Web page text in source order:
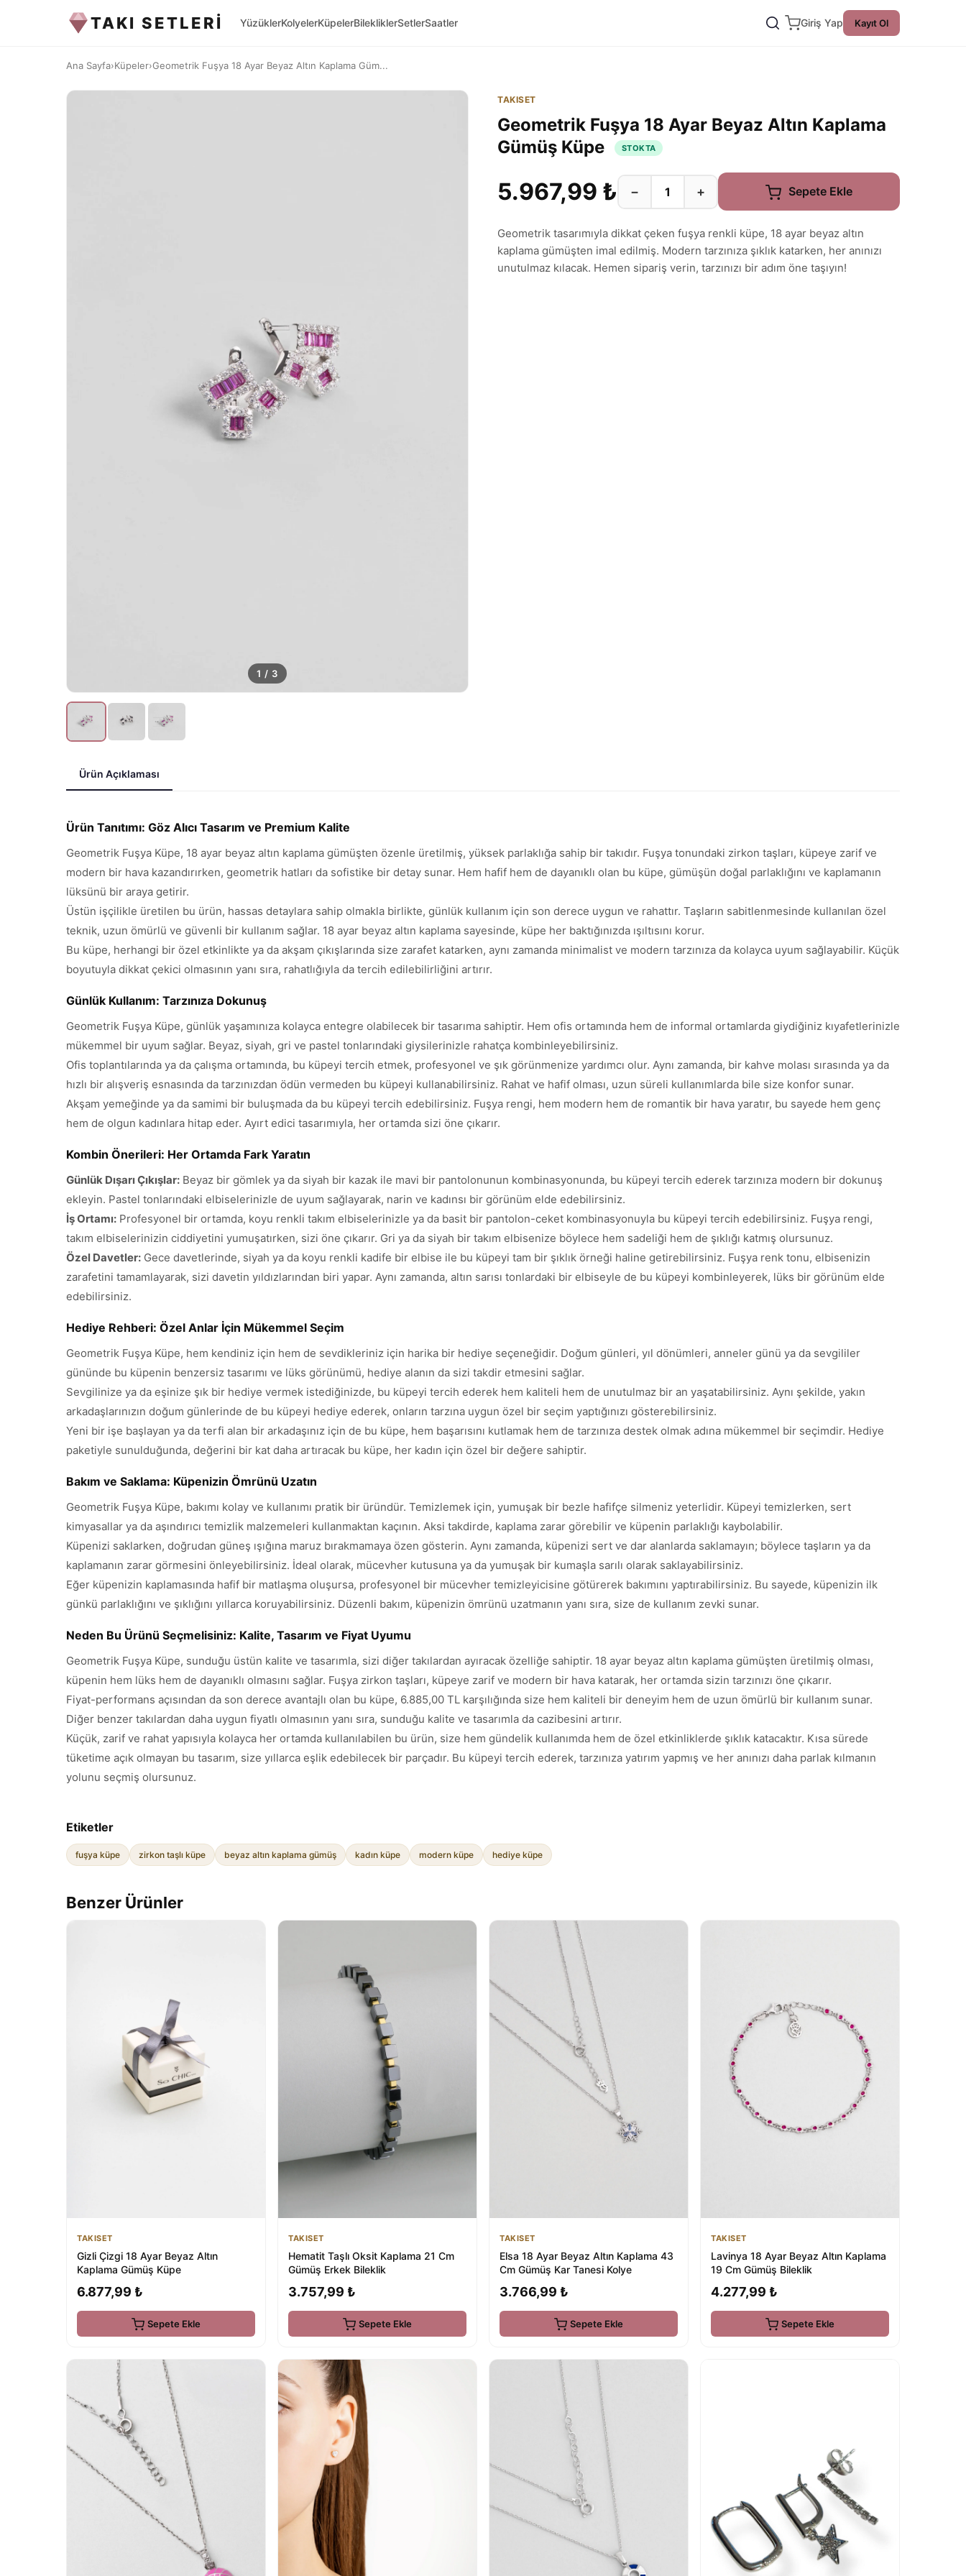
TAKI SETLERİ YüzüklerKolyelerKüpelerBilekliklerSetlerSaatler Giriş Yap Kayıt Ol
Ana Sayfa›Küpeler›Geometrik Fuşya 18 Ayar Beyaz Altın Kaplama Güm...
1 / 3
TAKISET
Geometrik Fuşya 18 Ayar Beyaz Altın Kaplama
Gümüş Küpe
STOKTA
5.967,99 ₺ − + Sepete Ekle
Geometrik tasarımıyla dikkat çeken fuşya renkli küpe, 18 ayar beyaz altın
kaplama gümüşten imal edilmiş. Modern tarzınıza şıklık katarken, her anınızı
unutulmaz kılacak. Hemen sipariş verin, tarzınızı bir adım öne taşıyın!
Ürün Açıklaması
Ürün Tanıtımı: Göz Alıcı Tasarım ve Premium Kalite
Geometrik Fuşya Küpe, 18 ayar beyaz altın kaplama gümüşten özenle üretilmiş, yüksek parlaklığa sahip bir takıdır. Fuşya tonundaki zirkon taşları, küpeye zarif ve
modern bir hava kazandırırken, geometrik hatları da sofistike bir detay sunar. Hem hafif hem de dayanıklı olan bu küpe, gümüşün doğal parlaklığını ve kaplamanın
lüksünü bir araya getirir.
Üstün işçilikle üretilen bu ürün, hassas detaylara sahip olmakla birlikte, günlük kullanım için son derece uygun ve rahattır. Taşların sabitlenmesinde kullanılan özel
teknik, uzun ömürlü ve güvenli bir kullanım sağlar. 18 ayar beyaz altın kaplama sayesinde, küpe her baktığınızda ışıltısını korur.
Bu küpe, herhangi bir özel etkinlikte ya da akşam çıkışlarında size zarafet katarken, aynı zamanda minimalist ve modern tarzınıza da kolayca uyum sağlayabilir. Küçük
boyutuyla dikkat çekici olmasının yanı sıra, rahatlığıyla da tercih edilebilirliğini artırır.
Günlük Kullanım: Tarzınıza Dokunuş
Geometrik Fuşya Küpe, günlük yaşamınıza kolayca entegre olabilecek bir tasarıma sahiptir. Hem ofis ortamında hem de informal ortamlarda giydiğiniz kıyafetlerinizle
mükemmel bir uyum sağlar. Beyaz, siyah, gri ve pastel tonlarındaki giysilerinizle rahatça kombinleyebilirsiniz.
Ofis toplantılarında ya da çalışma ortamında, bu küpeyi tercih etmek, profesyonel ve şık görünmenize yardımcı olur. Aynı zamanda, bir kahve molası sırasında ya da
hızlı bir alışveriş esnasında da tarzınızdan ödün vermeden bu küpeyi kullanabilirsiniz. Rahat ve hafif olması, uzun süreli kullanımlarda bile size konfor sunar.
Akşam yemeğinde ya da samimi bir buluşmada da bu küpeyi tercih edebilirsiniz. Fuşya rengi, hem modern hem de romantik bir hava yaratır, bu sayede hem genç
hem de olgun kadınlara hitap eder. Ayırt edici tasarımıyla, her ortamda sizi öne çıkarır.
Kombin Önerileri: Her Ortamda Fark Yaratın
Günlük Dışarı Çıkışlar: Beyaz bir gömlek ya da siyah bir kazak ile mavi bir pantolonunun kombinasyonunda, bu küpeyi tercih ederek tarzınıza modern bir dokunuş
ekleyin. Pastel tonlarındaki elbiselerinizle de uyum sağlayarak, narin ve kadınsı bir görünüm elde edebilirsiniz.
İş Ortamı: Profesyonel bir ortamda, koyu renkli takım elbiselerinizle ya da basit bir pantolon-ceket kombinasyonuyla bu küpeyi tercih edebilirsiniz. Fuşya rengi,
takım elbiselerinizin ciddiyetini yumuşatırken, sizi öne çıkarır. Gri ya da siyah bir takım elbisenize böylece hem sadeliği hem de şıklığı katmış olursunuz.
Özel Davetler: Gece davetlerinde, siyah ya da koyu renkli kadife bir elbise ile bu küpeyi tam bir şıklık örneği haline getirebilirsiniz. Fuşya renk tonu, elbisenizin
zarafetini tamamlayarak, sizi davetin yıldızlarından biri yapar. Aynı zamanda, altın sarısı tonlardaki bir elbiseyle de bu küpeyi kombinleyerek, lüks bir görünüm elde
edebilirsiniz.
Hediye Rehberi: Özel Anlar İçin Mükemmel Seçim
Geometrik Fuşya Küpe, hem kendiniz için hem de sevdikleriniz için harika bir hediye seçeneğidir. Doğum günleri, yıl dönümleri, anneler günü ya da sevgililer
gününde bu küpenin benzersiz tasarımı ve lüks görünümü, hediye alanın da sizi takdir etmesini sağlar.
Sevgilinize ya da eşinize şık bir hediye vermek istediğinizde, bu küpeyi tercih ederek hem kaliteli hem de unutulmaz bir an yaşatabilirsiniz. Aynı şekilde, yakın
arkadaşlarınızın doğum günlerinde de bu küpeyi hediye ederek, onların tarzına uygun özel bir seçim yaptığınızı gösterebilirsiniz.
Yeni bir işe başlayan ya da terfi alan bir arkadaşınız için de bu küpe, hem başarısını kutlamak hem de tarzınıza destek olmak adına mükemmel bir seçimdir. Hediye
paketiyle sunulduğunda, değerini bir kat daha artıracak bu küpe, her kadın için özel bir değere sahiptir.
Bakım ve Saklama: Küpenizin Ömrünü Uzatın
Geometrik Fuşya Küpe, bakımı kolay ve kullanımı pratik bir üründür. Temizlemek için, yumuşak bir bezle hafifçe silmeniz yeterlidir. Küpeyi temizlerken, sert
kimyasallar ya da aşındırıcı temizlik malzemeleri kullanmaktan kaçının. Aksi takdirde, kaplama zarar görebilir ve küpenin parlaklığı kaybolabilir.
Küpenizi saklarken, doğrudan güneş ışığına maruz bırakmamaya özen gösterin. Aynı zamanda, küpenizi sert ve dar alanlarda saklamayın; böylece taşların ya da
kaplamanın zarar görmesini önleyebilirsiniz. İdeal olarak, mücevher kutusuna ya da yumuşak bir kumaşla sarılı olarak saklayabilirsiniz.
Eğer küpenizin kaplamasında hafif bir matlaşma oluşursa, profesyonel bir mücevher temizleyicisine götürerek bakımını yaptırabilirsiniz. Bu sayede, küpenizin ilk
günkü parlaklığını ve şıklığını yıllarca koruyabilirsiniz. Düzenli bakım, küpenizin ömrünü uzatmanın yanı sıra, size de kullanım zevki sunar.
Neden Bu Ürünü Seçmelisiniz: Kalite, Tasarım ve Fiyat Uyumu
Geometrik Fuşya Küpe, sunduğu üstün kalite ve tasarımla, sizi diğer takılardan ayıracak özelliğe sahiptir. 18 ayar beyaz altın kaplama gümüşten üretilmiş olması,
küpenin hem lüks hem de dayanıklı olmasını sağlar. Fuşya zirkon taşları, küpeye zarif ve modern bir hava katarak, her ortamda sizin tarzınızı öne çıkarır.
Fiyat-performans açısından da son derece avantajlı olan bu küpe, 6.885,00 TL karşılığında size hem kaliteli bir deneyim hem de uzun ömürlü bir kullanım sunar.
Diğer benzer takılardan daha uygun fiyatlı olmasının yanı sıra, sunduğu kalite ve tasarımla da cazibesini artırır.
Küçük, zarif ve rahat yapısıyla kolayca her ortamda kullanılabilen bu ürün, size hem gündelik kullanımda hem de özel etkinliklerde şıklık katacaktır. Kısa sürede
tüketime açık olmayan bu tasarım, size yıllarca eşlik edebilecek bir parçadır. Bu küpeyi tercih ederek, tarzınıza yatırım yapmış ve her anınızı daha parlak kılmanın
yolunu seçmiş olursunuz.
Etiketler
fuşya küpe zirkon taşlı küpe beyaz altın kaplama gümüş kadın küpe modern küpe hediye küpe
Benzer Ürünler
TAKISET
Gizli Çizgi 18 Ayar Beyaz Altın
Kaplama Gümüş Küpe
6.877,99 ₺
Sepete Ekle
TAKISET
Hematit Taşlı Oksit Kaplama 21 Cm
Gümüş Erkek Bileklik
3.757,99 ₺
Sepete Ekle
TAKISET
Elsa 18 Ayar Beyaz Altın Kaplama 43
Cm Gümüş Kar Tanesi Kolye
3.766,99 ₺
Sepete Ekle
TAKISET
Lavinya 18 Ayar Beyaz Altın Kaplama
19 Cm Gümüş Bileklik
4.277,99 ₺
Sepete Ekle